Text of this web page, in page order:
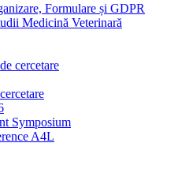
Formulare și GDPR
Medicină Veterinară
cercetare
Symposium
A4L